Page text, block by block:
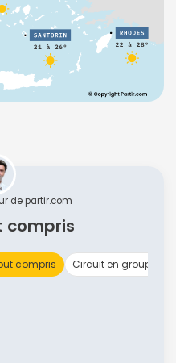
de partir.com
compris
compris Circuit en groupe